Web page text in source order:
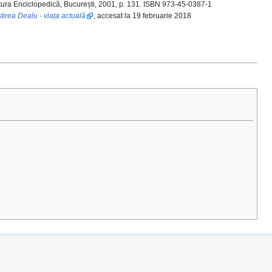
Enciclopedică, București, 2001, p. 131. ISBN 973-45-0387-1
Dealu - viața actuală
, accesat la 19 februarie 2018